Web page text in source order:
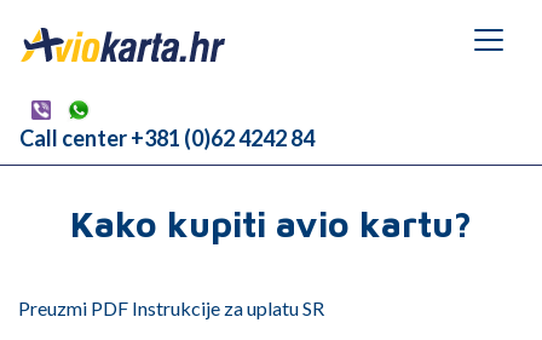
Call center +381 (0)62 4242 84
Kako kupiti avio kartu?
Preuzmi PDF Instrukcije za uplatu SR